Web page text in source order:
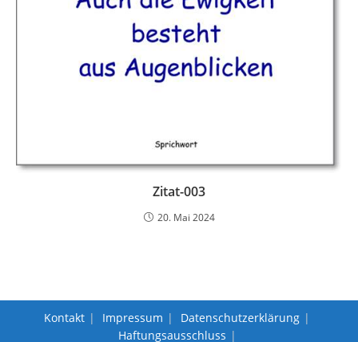
Zitat-003
20. Mai 2024
Kontakt Impressum
Datenschutzerklärung
Haftungsausschluss